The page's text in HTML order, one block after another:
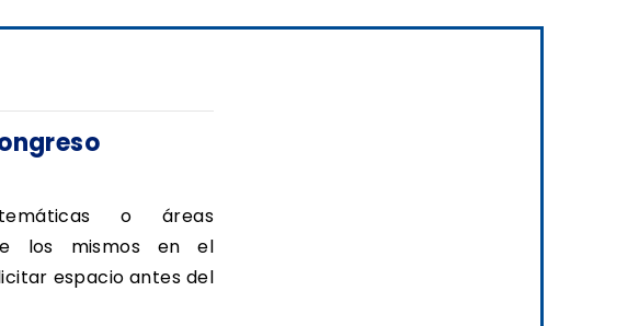
o áreas
los mismos en el
espacio antes del